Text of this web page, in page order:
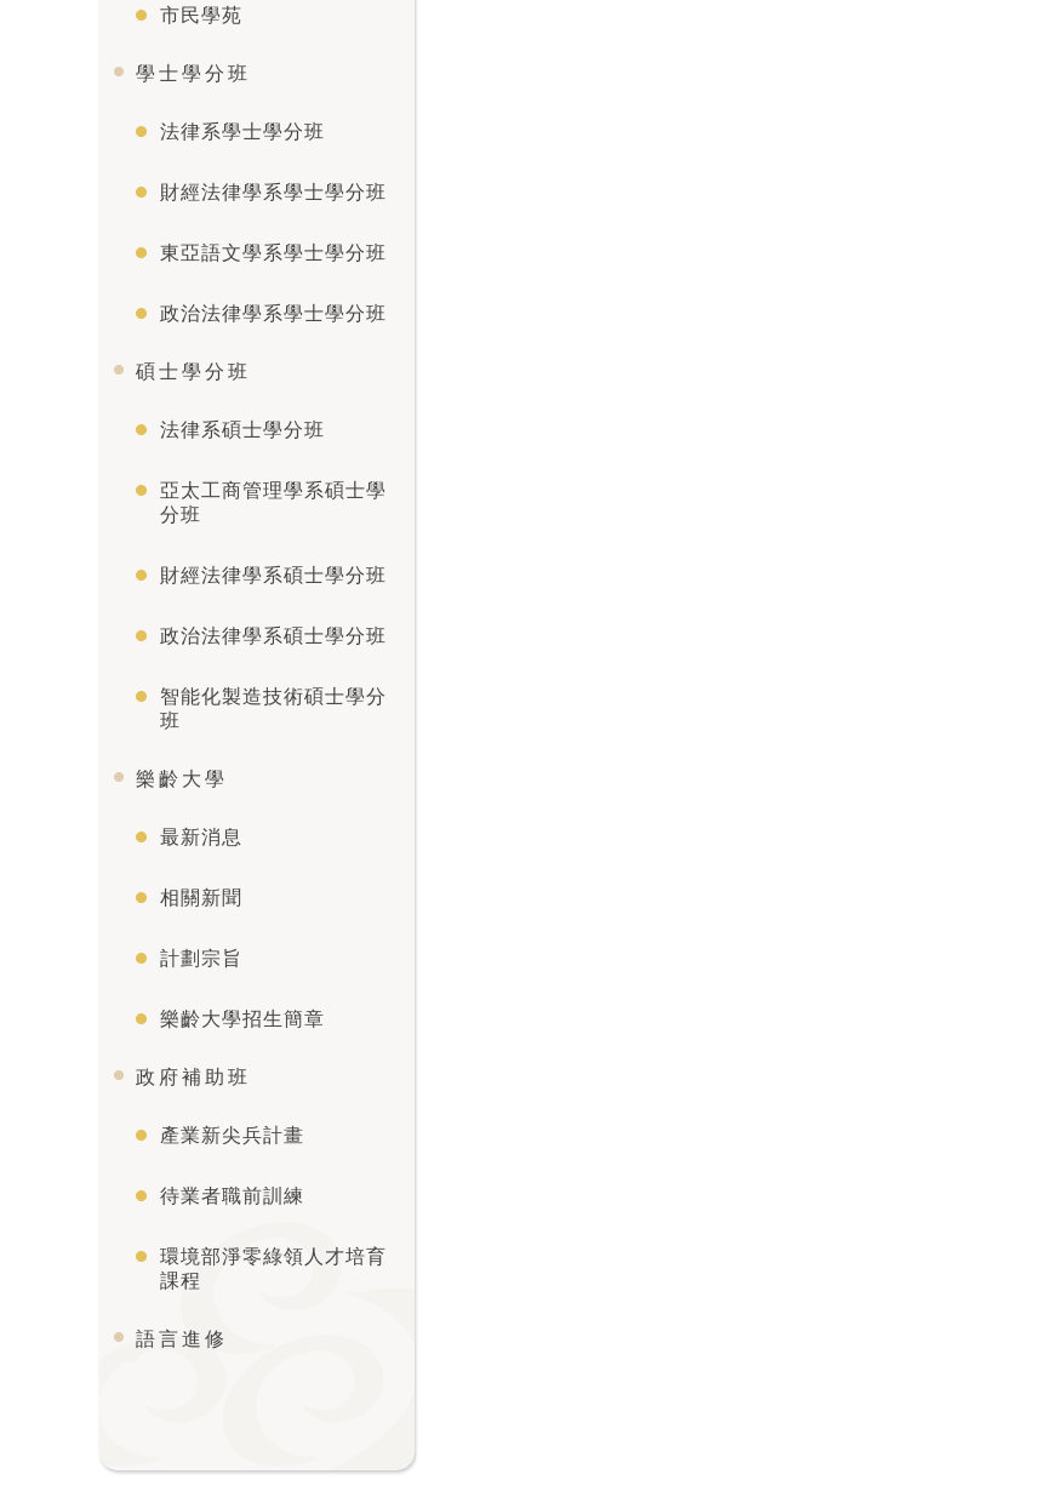
市民學苑
學士學分班
法律系學士學分班
財經法律學系學士學分班
東亞語文學系學士學分班
政治法律學系學士學分班
碩士學分班
法律系碩士學分班
亞太工商管理學系碩士學
分班
財經法律學系碩士學分班
政治法律學系碩士學分班
智能化製造技術碩士學分
班
樂齡大學
最新消息
相關新聞
計劃宗旨
樂齡大學招生簡章
政府補助班
產業新尖兵計畫
待業者職前訓練
環境部淨零綠領人才培育
課程
語言進修